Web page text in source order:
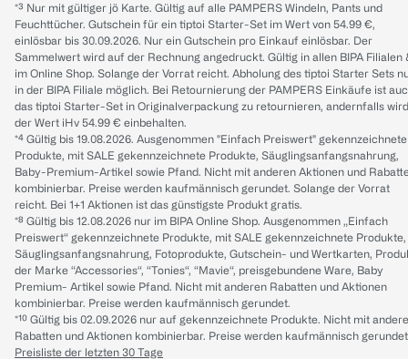
*³ Nur mit gültiger jö Karte. Gültig auf alle PAMPERS Windeln, Pants und
Feuchttücher. Gutschein für ein tiptoi Starter-Set im Wert von 54.99 €,
einlösbar bis 30.09.2026. Nur ein Gutschein pro Einkauf einlösbar. Der
Sammelwert wird auf der Rechnung angedruckt. Gültig in allen BIPA Filialen
im Online Shop. Solange der Vorrat reicht. Abholung des tiptoi Starter Sets
in der BIPA Filiale möglich. Bei Retournierung der PAMPERS Einkäufe ist
das tiptoi Starter-Set in Originalverpackung zu retournieren, andernfalls wird
der Wert iHv 54.99 € einbehalten.
*⁴ Gültig bis 19.08.2026. Ausgenommen "Einfach Preiswert" gekennzeichnete
Produkte, mit SALE gekennzeichnete Produkte, Säuglingsanfangsnahrung,
Baby-Premium-Artikel sowie Pfand. Nicht mit anderen Aktionen und
kombinierbar. Preise werden kaufmännisch gerundet. Solange der Vorrat
reicht. Bei 1+1 Aktionen ist das günstigste Produkt gratis.
*⁸ Gültig bis 12.08.2026 nur im BIPA Online Shop. Ausgenommen „Einfach
Preiswert“ gekennzeichnete Produkte, mit SALE gekennzeichnete Produkte,
Säuglingsanfangsnahrung, Fotoprodukte, Gutschein- und Wertkarten,
der Marke “Accessories“, “Tonies“, “Mavie“, preisgebundene Ware, Baby
Premium- Artikel sowie Pfand. Nicht mit anderen Rabatten und Aktionen
kombinierbar. Preise werden kaufmännisch gerundet.
*¹⁰ Gültig bis 02.09.2026 nur auf gekennzeichnete Produkte. Nicht mit
Rabatten und Aktionen kombinierbar. Preise werden kaufmännisch
Preisliste der letzten 30 Tage